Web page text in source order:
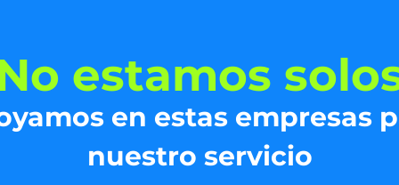
estamos
en estas empresas
nuestro servicio